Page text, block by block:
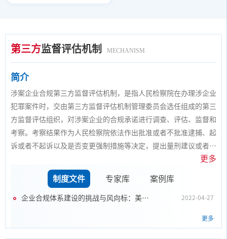
第三方监督评估机制 MECHANISM
简介
涉案企业合规第三方监督评估机制，是指人民检察院在办理涉企业
犯罪案件时，交由第三方监督评估机制管理委员会选任组成的第三
方监督评估组织，对涉案企业的合规承诺进行调查、评估、监督和
考察。考察结果作为人民检察院依法作出批准或者不批准逮捕、起
诉或者不起诉以及是否变更强制措施等决定，提出量刑建议或者检
更多
制度文件 专家库 案例库
企业合规体系建设的挑战与风向标：美国司法部再次更新《企业合规体系建设有效性评价指南》 2022-04-27
更多